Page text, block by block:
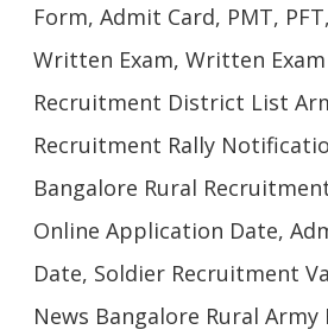
Form, Admit Card, PMT,
Written Exam, Written
Recruitment District List
Recruitment Rally
Bangalore Rural
Online Application Date,
Date, Soldier Recruitment
News Bangalore Rural